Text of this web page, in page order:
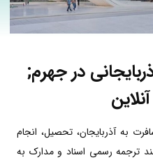
در جهرم;
به آذربایجان، تحصیل، انجام
ترجمه رسمی اسناد و مدارک به